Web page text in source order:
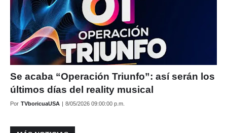
Se acaba “Operación Triunfo”: así serán los
últimos días del reality musical
Por TVboricuaUSA | 8/05/2026 09:00:00 p.m.